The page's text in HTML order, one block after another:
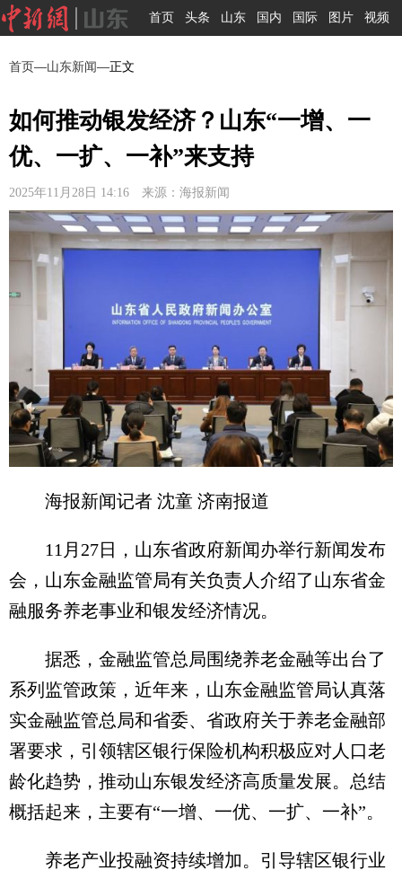
首页 头条 山东 国内 国际 图片 视频
首页—山东新闻—正文
如何推动银发经济？山东“一增、一
优、一扩、一补”来支持
2025年11月28日 14:16 来源：海报新闻
海报新闻记者 沈童 济南报道
11月27日，山东省政府新闻办举行新闻发布
会，山东金融监管局有关负责人介绍了山东省金
融服务养老事业和银发经济情况。
据悉，金融监管总局围绕养老金融等出台了
系列监管政策，近年来，山东金融监管局认真落
实金融监管总局和省委、省政府关于养老金融部
署要求，引领辖区银行保险机构积极应对人口老
龄化趋势，推动山东银发经济高质量发展。总结
概括起来，主要有“一增、一优、一扩、一补”。
养老产业投融资持续增加。引导辖区银行业